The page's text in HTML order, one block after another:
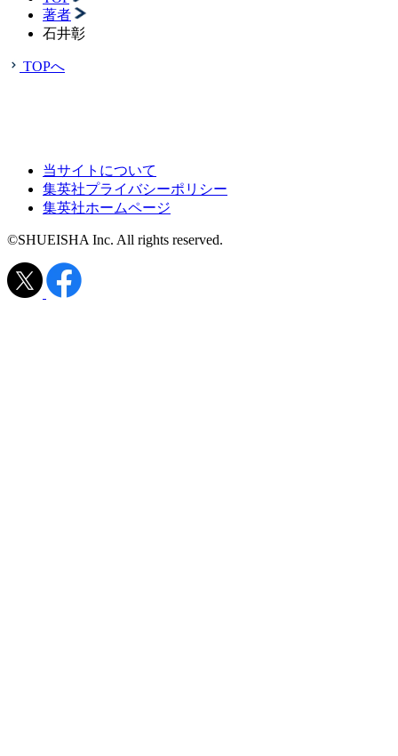
著者
石井彰
TOPへ
当サイトについて
集英社プライバシーポリシー
集英社ホームページ
©SHUEISHA Inc. All rights reserved.